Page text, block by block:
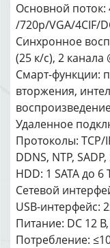
Основной
/720p/VGA/4CIF/
Синхронное
(25 к/с), 2 канала
Смарт-функции:
вторжения,
Удаленное
Протоколы: TCP/
DDNS, NTP,
HDD: 1 SATA до 6
Сетевой
USB-интерфейс:
Питание: DC 12
Потребление: